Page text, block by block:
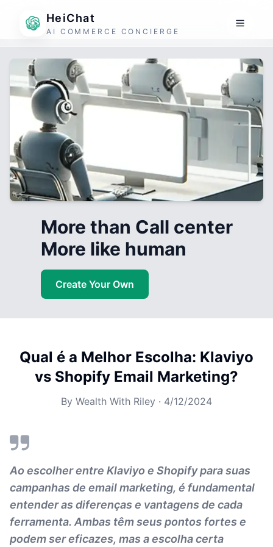
HeiChat
AI COMMERCE CONCIERGE
More than Call center
More like human
Create Your Own
Qual é a Melhor Escolha: Klaviyo
vs Shopify Email Marketing?
By Wealth With Riley · 4/12/2024
Ao escolher entre Klaviyo e Shopify para suas
campanhas de email marketing, é fundamental
entender as diferenças e vantagens de cada
ferramenta. Ambas têm seus pontos fortes e
podem ser eficazes, mas a escolha certa